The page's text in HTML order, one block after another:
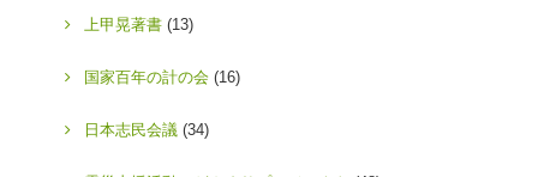
上甲晃著書 (13)
国家百年の計の会 (16)
日本志民会議 (34)